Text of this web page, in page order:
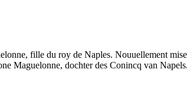
fille du roy de Naples. Nouuellement
Maguelonne, dochter des Conincq van